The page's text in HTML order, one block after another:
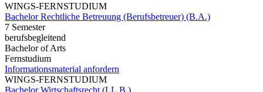
WINGS-FERNSTUDIUM
Bachelor Rechtliche Betreuung (Berufsbetreuer) (B.A.)
7 Semester
berufsbegleitend
Bachelor of Arts
Fernstudium
Informationsmaterial anfordern
WINGS-FERNSTUDIUM
Bachelor Wirtschaftsrecht (LL.B.)